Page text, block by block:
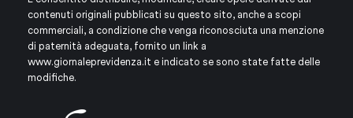
contenuti originali pubblicati su questo sito, anche a scopi
commerciali, a condizione che venga riconosciuta una menzione
di paternità adeguata, fornito un link a
www.giornaleprevidenza.it e indicato se sono state fatte delle
modifiche.